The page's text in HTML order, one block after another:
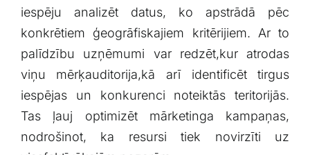
iespēju analizēt datus, ko apstrādā pēc
‍konkrētiem ģeogrāfiskajiem⁣ kritērijiem. Ar ⁢to
palīdzību uzņēmumi⁢ var redzēt,kur atrodas
viņu mērķauditorija,kā arī identificēt tirgus
iespējas un ⁢konkurenci ​noteiktās ‌teritorijās.⁢
Tas ļauj optimizēt mārketinga kampaņas,
nodrošinot,​ ka resursi tiek novirzīti uz